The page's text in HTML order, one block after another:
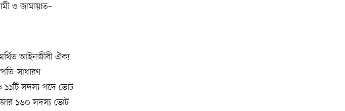
ও জামায়াত–
আইনজীবী ঐক্য
সাধারণ
ও ১১টি সদস্য পদে ভোট
১৬০ সদস্য ভোট